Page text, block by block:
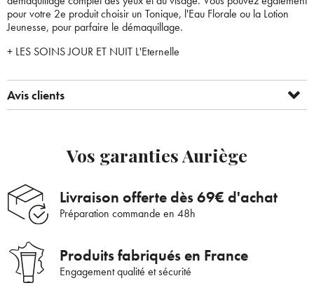
Voulez-vous vraiment supprimer le produit suivant du
panier ?
ANNULER
pour votre 2e produit choisir un Tonique, l'Eau Florale ou la Lotion
Jeunesse, pour parfaire le démaquillage.
+ LES SOINS JOUR ET NUIT L'Eternelle
Avis clients
Vos garanties Auriège
Livraison offerte dès 69€ d'achat
Préparation commande en 48h
Produits fabriqués en France
Engagement qualité et sécurité
Bienvenue !
Pour être au courant de nos dernières
nouveautés ou promotions en cours et
bénéficier de nos conseils de saison, inscrivez-
vous à notre Newsletter.